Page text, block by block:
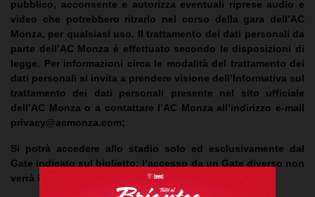
pubblico, acconsente e autorizza eventuali riprese audio e
video che potrebbero ritrarlo nel corso della gara dell’AC
Monza, per qualsiasi uso. Il trattamento dei dati personali da
parte dell’AC Monza è effettuato secondo le disposizioni di
legge. Per informazioni circa le modalità del trattamento dei
dati personali si invita a prendere visione dell’Informativa sul
trattamento dei dati personali presente nel sito ufficiale
dell’AC Monza o a contattare l’AC Monza all’indirizzo e-mail
privacy@acmonza.com;
Si potrà accedere allo stadio solo ed esclusivamente dal
Gate indicato sul biglietto; l’accesso da un Gate diverso non
verrà in alcun modo consentito;